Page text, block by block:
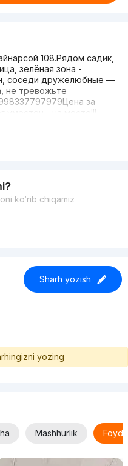
108.Рядом садик,
зелёная зона -
соседи дружелюбные —
не тревожьте
за
уместен - на месте!!!
ko‘rib chiqamiz
Sharh yozish
yozing
Mashhurlik